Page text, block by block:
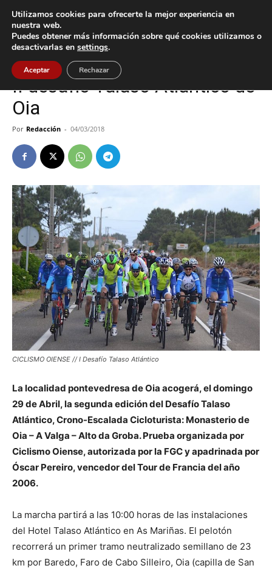
Inicio Deportes
Deportes Oia
II desafío Talaso Atlántico de
Oia
Por Redacción - 04/03/2018
CICLISMO OIENSE // I Desafío Talaso Atlántico
La localidad pontevedresa de Oia acogerá, el domingo
29 de Abril, la segunda edición del Desafío Talaso
Atlántico, Crono-Escalada Cicloturista: Monasterio de
Oia – A Valga – Alto da Groba. Prueba organizada por
Ciclismo Oiense, autorizada por la FGC y apadrinada por
Óscar Pereiro, vencedor del Tour de Francia del año
2006.
La marcha partirá a las 10:00 horas de las instalaciones
del Hotel Talaso Atlántico en As Mariñas. El pelotón
recorrerá un primer tramo neutralizado semillano de 23
km por Baredo, Faro de Cabo Silleiro, Oia (capilla de San
Utilizamos cookies para ofrecerte la mejor experiencia en
nuestra web.
Puedes obtener más información sobre qué cookies utilizamos o
desactivarlas en settings.
Aceptar Rechazar